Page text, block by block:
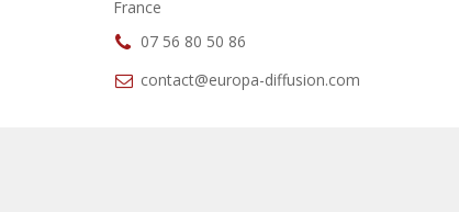
France
07 56 80 50 86
contact@europa-diffusion.com